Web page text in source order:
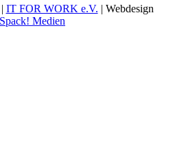
IT FOR WORK e.V. | Webdesign
Spack! Medien